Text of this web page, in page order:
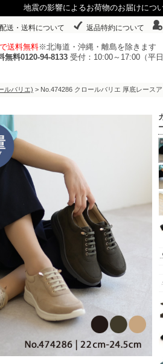
地震の影響によるお荷物のお届けにつ
配送・送料について 返品特約について
送料無料※北海道・沖縄・離島を除きます
無料0120-94-8133 受付：10:00～17:00（平日
ルバリエ) > No.474286 クロールバリエ 厚底レース